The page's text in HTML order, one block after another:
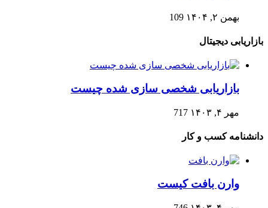
بهمن ۲, ۱۴۰۴ 109
بازاریابی دیجیتال
بازاریابی شخصی سازی شده چیست
مهر ۴, ۱۴۰۳ 717
دانشنامه کسب و کار
وارن بافت کیست